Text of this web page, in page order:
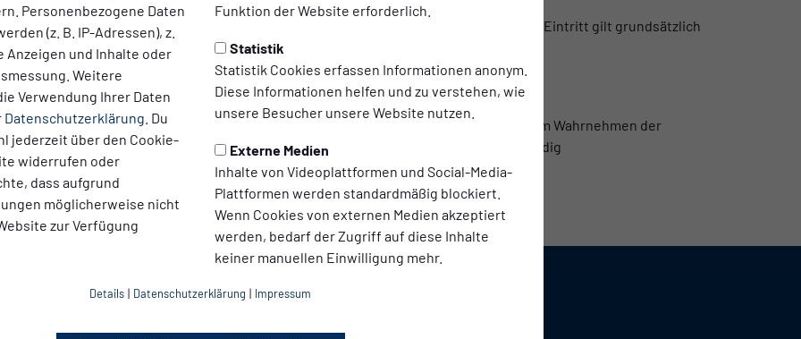
Personenbezogene Daten
(z. B. IP-Adressen), z.
Anzeigen und Inhalte oder
Weitere
Verwendung Ihrer Daten
Datenschutzerklärung . Du
jederzeit über den Cookie-
widerrufen oder
dass aufgrund
möglicherweise nicht
zur Verfügung
Funktion der Website erforderlich.
Statistik
Statistik Cookies erfassen Informationen anonym.
Diese Informationen helfen und zu verstehen, wie
unsere Besucher unsere Website nutzen.
Externe Medien
Inhalte von Videoplattformen und Social-Media-
Plattformen werden standardmäßig blockiert.
Wenn Cookies von externen Medien akzeptiert
werden, bedarf der Zugriff auf diese Inhalte
keiner manuellen Einwilligung mehr.
Details | Datenschutzerklärung | Impressum
zu den Heimspielen des SV Babelsberg 03 im Karl-Liebknecht-Stadion. Der freie Eintritt gilt grundsätzlich
sind nur in folgenden Fällen gültig:
beteiligt ist
Beobachtungsauftrag
Einsatz befindlich (Spielleiter, Spielaufsicht, Spielbeobachter o.ä.), andernfalls ist zum Wahrnehmen der
Verein über die Geschäftsstelle des Nordostdeutschen Fußballverbands notwendig
gültigen Fußballlehrer-Lizenz